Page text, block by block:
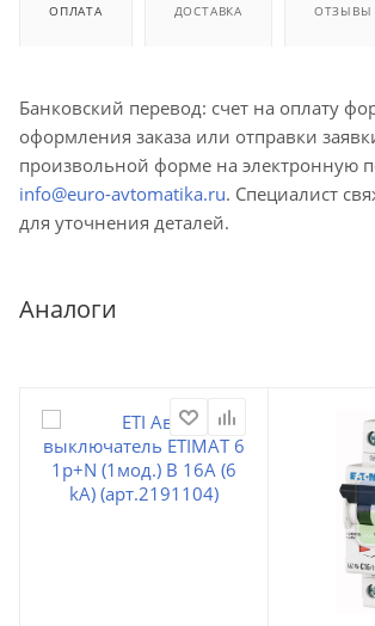
ОПЛАТА ДОСТАВКА ОТЗЫВЫ
Банковский перевод: счет на оплату
оформления заказа или отправки
произвольной форме на электронную
info@euro-avtomatika.ru. Специалист
для уточнения деталей.
Аналоги